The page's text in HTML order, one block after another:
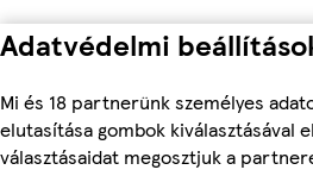
Adatvédelmi
Mi és 18 partnerünk személyes
elutasítása gombok kiválasztásával
választásaidat megosztjuk a